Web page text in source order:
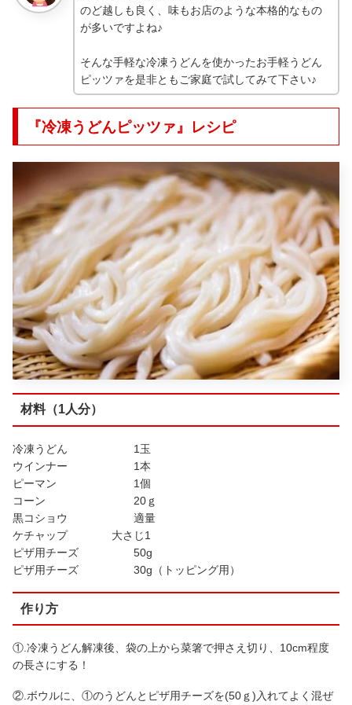
のど越しも良く、味もお店のような本格的なもの
が多いですよね♪
そんな手軽な冷凍うどんを使かったお手軽うどん
ピッツァを是非ともご家庭で試してみて下さい♪
『冷凍うどんピッツァ』レシピ
材料（1人分）
冷凍うどん 1玉
ウインナー 1本
ピーマン 1個
コーン 20ｇ
黒コショウ 適量
ケチャップ 大さじ1
ピザ用チーズ 50g
ピザ用チーズ 30g（トッピング用）
作り方
①.冷凍うどん解凍後、袋の上から菜箸で押さえ切り、10cm程度
の長さにする！
②.ボウルに、①のうどんとピザ用チーズを(50ｇ)入れてよく混ぜ